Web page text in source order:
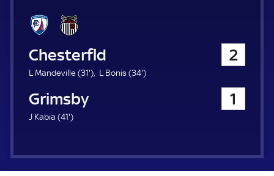
Chesterfield 2
L Mandeville (31'3
t
e
) L Bonis (34'3
t
e
)
Grimsby Town 1
J Kabia (41'4
)